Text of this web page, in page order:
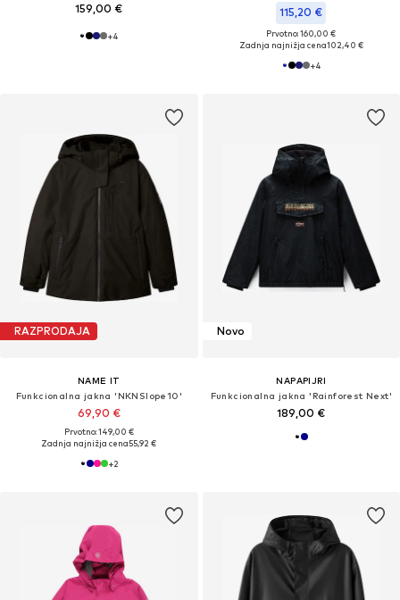
159,00 €
+4
115,20 €
Prvotno: 160,00 €
Zadnja najnižja cena102,40 €
+4
RAZPRODAJA
NAME IT
Funkcionalna jakna 'NKNSlope10'
69,90 €
Prvotno: 149,00 €
Zadnja najnižja cena55,92 €
+2
Novo
NAPAPIJRI
Funkcionalna jakna 'Rainforest Next'
189,00 €